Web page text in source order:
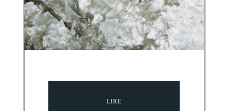
apprendre à collaborer
PUBLIÉ LE 14 AVRIL 2026
LIRE